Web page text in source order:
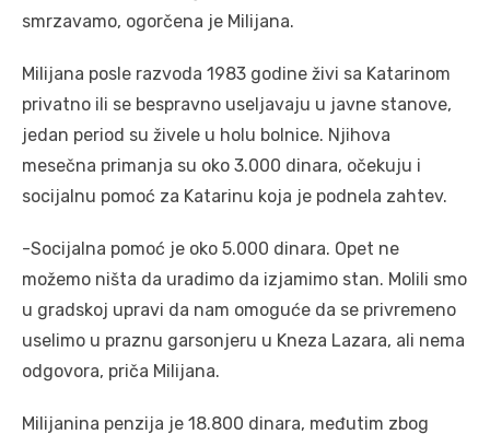
smrzavamo, ogorčena je Milijana.
Milijana posle razvoda 1983 godine živi sa Katarinom
privatno ili se bespravno useljavaju u javne stanove,
jedan period su živele u holu bolnice. Njihova
mesečna primanja su oko 3.000 dinara, očekuju i
socijalnu pomoć za Katarinu koja je podnela zahtev.
-Socijalna pomoć je oko 5.000 dinara. Opet ne
možemo ništa da uradimo da izjamimo stan. Molili smo
u gradskoj upravi da nam omoguće da se privremeno
uselimo u praznu garsonjeru u Kneza Lazara, ali nema
odgovora, priča Milijana.
Milijanina penzija je 18.800 dinara, međutim zbog